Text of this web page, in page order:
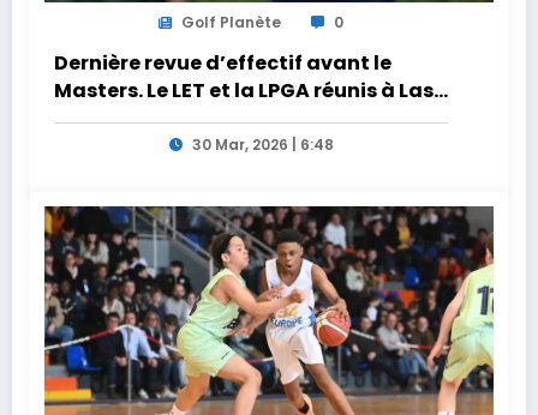
Golf Planète 0
Dernière revue d’effectif avant le
Masters. Le LET et la LPGA réunis à Las
Vegas au programme de la semaine
30 Mar, 2026 | 6:48